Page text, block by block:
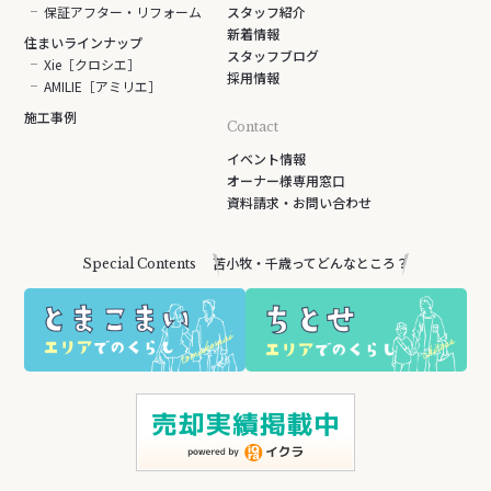
保証アフター・リフォーム
住まいラインナップ
Xie［クロシエ］
AMILIE［アミリエ］
施工事例
スタッフ紹介
新着情報
スタッフブログ
採用情報
Contact
イベント情報
オーナー様専用窓口
資料請求・お問い合わせ
Special Contents 苫小牧・千歳ってどんなところ？